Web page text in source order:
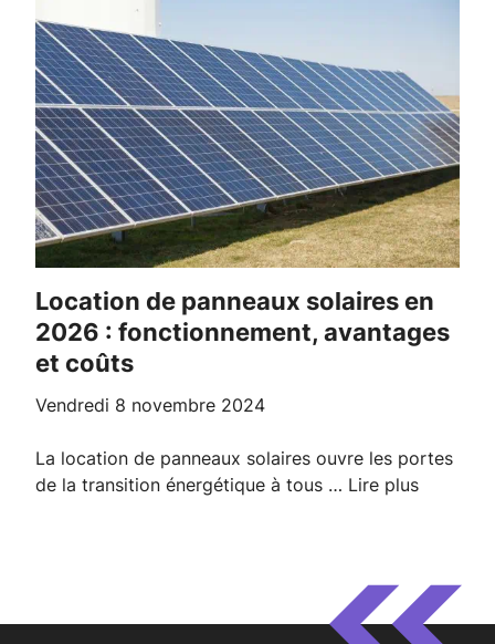
Location de panneaux solaires en
2026 : fonctionnement, avantages
et coûts
vendredi 8 novembre 2024
La location de panneaux solaires ouvre les portes
de la transition énergétique à tous … Lire plus